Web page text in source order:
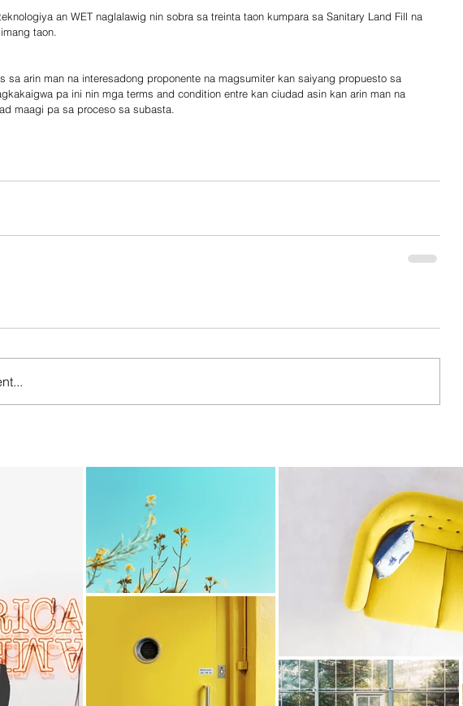
an WET naglalawig nin sobra sa treinta taon kumpara sa Sanitary Land Fill na
taon.
sa arin man na interesadong proponente na magsumiter kan saiyang propuesto sa
pa ini nin mga terms and condition entre kan ciudad asin kan arin man na
alagad maagi pa sa proceso sa subasta.